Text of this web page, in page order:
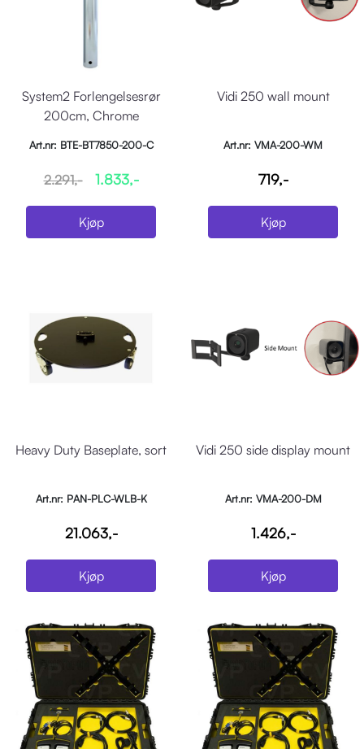
System2 Forlengelsesrør
200cm, Chrome
Art.nr: BTE-BT7850-200-C
2.291,- 1.833,-
Kjøp
Vidi 250 wall mount
Art.nr: VMA-200-WM
719,-
Kjøp
Heavy Duty Baseplate, sort
Art.nr: PAN-PLC-WLB-K
21.063,-
Kjøp
Vidi 250 side display mount
Art.nr: VMA-200-DM
1.426,-
Kjøp